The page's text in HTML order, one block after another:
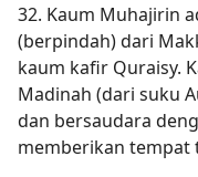
32. Kaum Muhajirin
(berpindah) dari
kaum kafir Quraisy.
Madinah (dari suku
dan bersaudara
memberikan tempat